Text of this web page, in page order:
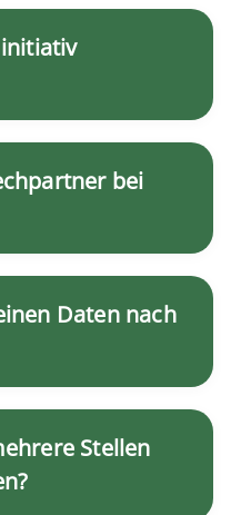
bei
Daten nach
Stellen